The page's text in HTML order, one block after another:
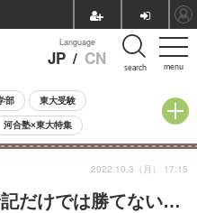
menu
Language
JP / CN search
部 東大受験
河合塾×東大特集
受験 小学校受験
問 人気記事
記だけでは勝てない…
2022.10.3（月） 17:15